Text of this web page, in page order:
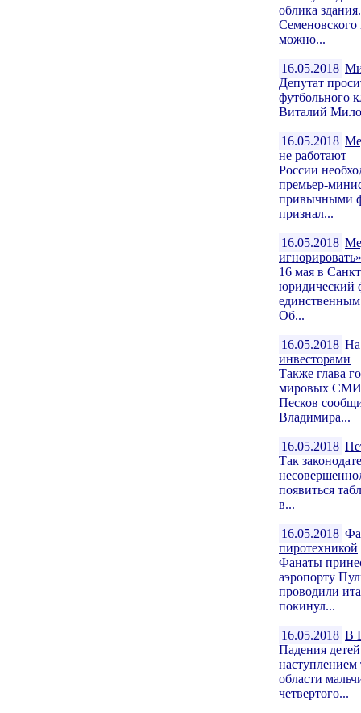
облика
Семеновского
можно...
16.05.2018
Депутат
футбольного
Виталий
16.05.2018
не работают
России
премьер-
привычными
признал...
16.05.2018
игнорировать»
16 мая в
юридический
Об...
16.05.2018 На
инвесторами
Также глава
мировых
Песков
Владимира...
16.05.2018
Так
появиться
в...
16.05.2018
пиротехникой
Фанаты
аэропорту
проводили
покинул...
16.05.2018 В
Падения
области
четвертого...